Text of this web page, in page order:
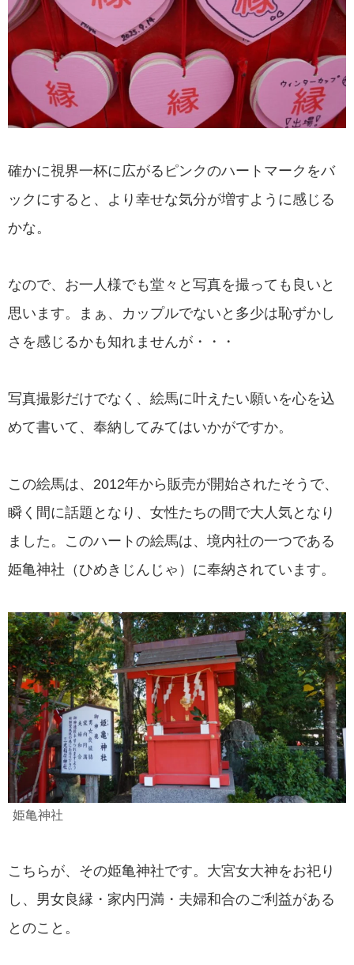
確かに視界一杯に広がるピンクのハートマークをバ
ックにすると、より幸せな気分が増すように感じる
かな。
なので、お一人様でも堂々と写真を撮っても良いと
思います。まぁ、カップルでないと多少は恥ずかし
さを感じるかも知れませんが・・・
写真撮影だけでなく、絵馬に叶えたい願いを心を込
めて書いて、奉納してみてはいかがですか。
この絵馬は、2012年から販売が開始されたそうで、
瞬く間に話題となり、女性たちの間で大人気となり
ました。このハートの絵馬は、境内社の一つである
姫亀神社（ひめきじんじゃ）に奉納されています。
姫亀神社
こちらが、その姫亀神社です。大宮女大神をお祀り
し、男女良縁・家内円満・夫婦和合のご利益がある
とのこと。